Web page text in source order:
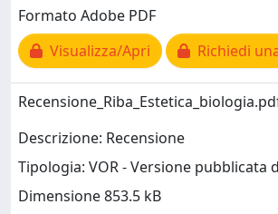
Formato Adobe PDF
Visualizza/Apri
Richiedi
Descrizione: Recensione
Tipologia: VOR - Versione pubblicata
Dimensione 853.5 kB